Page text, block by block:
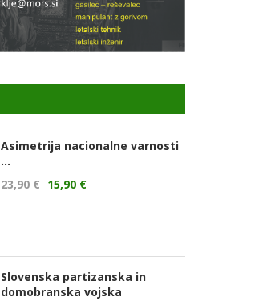
Asimetrija nacionalne varnosti
...
23,90€ 15,90 €
Slovenska partizanska in
domobranska vojska